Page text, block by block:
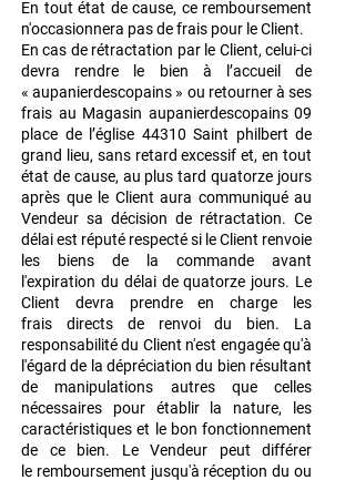
En tout état de cause, ce remboursement
n'occasionnera pas de frais pour le Client.
En cas de rétractation par le Client, celui-ci
devra rendre le bien à l’accueil de
«aupanierdescopains » ou retourner à ses
frais au Magasin aupanierdescopains 09
place de l’église 44310 Saint philbert de
grand lieu, sans retard excessif et, en tout
état de cause, au plus tard quatorze jours
après que le Client aura communiqué au
Vendeur sa décision de rétractation. Ce
délai est réputé respecté si le Client renvoie
les biens de la commande avant
l'expiration du délai de quatorze jours. Le
Client devra prendre en charge les
frais directs de renvoi du bien. La
responsabilité du Client n'est engagée qu'à
l'égard de la dépréciation du bien résultant
de manipulations autres que celles
nécessaires pour établir la nature, les
caractéristiques et le bon fonctionnement
de ce bien. Le Vendeur peut différer
le remboursement jusqu'à réception du ou